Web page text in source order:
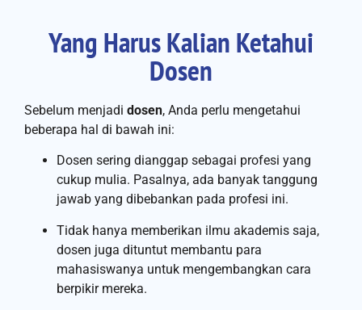
Yang Harus Kalian Ketahui
Dosen
Sebelum menjadi dosen, Anda perlu mengetahui
beberapa hal di bawah ini:
Dosen sering dianggap sebagai profesi yang
cukup mulia. Pasalnya, ada banyak tanggung
jawab yang dibebankan pada profesi ini.
Tidak hanya memberikan ilmu akademis saja,
dosen juga dituntut membantu para
mahasiswanya untuk mengembangkan cara
berpikir mereka.